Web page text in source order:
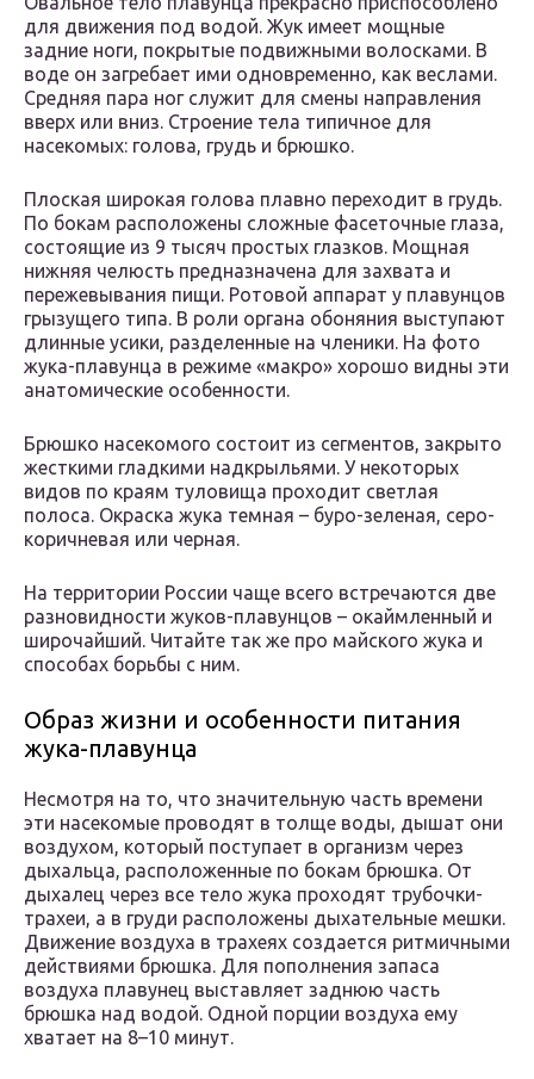
для движения под водой. Жук имеет мощные
задние ноги, покрытые подвижными волосками. В
воде он загребает ими одновременно, как веслами.
Средняя пара ног служит для смены направления
вверх или вниз. Строение тела типичное для
насекомых: голова, грудь и брюшко.
Плоская широкая голова плавно переходит в грудь.
По бокам расположены сложные фасеточные глаза,
состоящие из 9 тысяч простых глазков. Мощная
нижняя челюсть предназначена для захвата и
пережевывания пищи. Ротовой аппарат у плавунцов
грызущего типа. В роли органа обоняния выступают
длинные усики, разделенные на членики. На фото
жука-плавунца в режиме «макро» хорошо видны эти
анатомические особенности.
Брюшко насекомого состоит из сегментов, закрыто
жесткими гладкими надкрыльями. У некоторых
видов по краям туловища проходит светлая
полоса. Окраска жука темная – буро-зеленая, серо-
коричневая или черная.
На территории России чаще всего встречаются две
разновидности жуков-плавунцов – окаймленный и
широчайший. Читайте так же про майского жука и
способах борьбы с ним.
Образ жизни и особенности питания
жука-плавунца
Несмотря на то, что значительную часть времени
эти насекомые проводят в толще воды, дышат они
воздухом, который поступает в организм через
дыхальца, расположенные по бокам брюшка. От
дыхалец через все тело жука проходят трубочки-
трахеи, а в груди расположены дыхательные мешки.
Движение воздуха в трахеях создается ритмичными
действиями брюшка. Для пополнения запаса
воздуха плавунец выставляет заднюю часть
брюшка над водой. Одной порции воздуха ему
хватает на 8–10 минут.